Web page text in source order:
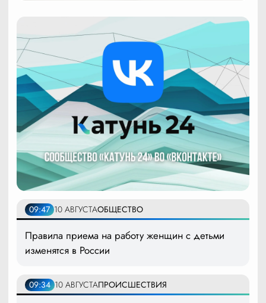
09:47 10 АВГУСТАОБЩЕСТВО
Правила приема на работу женщин с детьми
изменятся в России
09:34 10 АВГУСТАПРОИСШЕСТВИЯ